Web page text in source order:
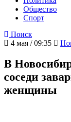
Общество
Спорт
Поиск
4 мая / 09:35
В
соседи
женщины